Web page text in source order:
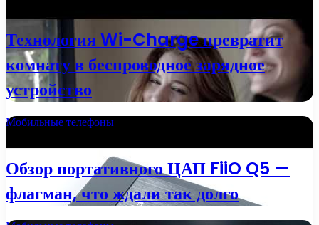
Технология Wi-Charge превратит
комнату в беспроводное зарядное
устройство
Мобильные телефоны
Обзор портативного ЦАП FiiO Q5 —
флагман, что ждали так долго